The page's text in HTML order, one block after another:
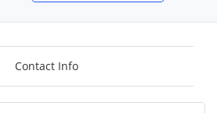
Contact Info